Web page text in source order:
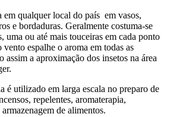
em qualquer local do país em vasos,
e bordaduras. Geralmente costuma-se
uma ou até mais touceiras em cada ponto
vento espalhe o aroma em todas as
assim a aproximação dos insetos na área
é utilizado em larga escala no preparo de
repelentes, aromaterapia,
de alimentos.